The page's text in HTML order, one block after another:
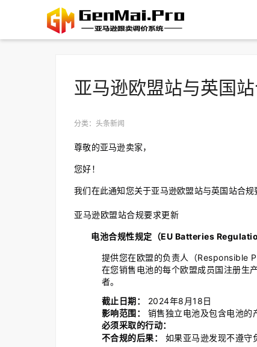
亚马逊欧盟站与英国
分类：头条新闻
尊敬的亚马逊卖家，
您好！
我们在此通知您关于亚马逊欧盟站与英国站合
亚马逊欧盟站合规要求更新
电池合规性规定（EU Batteries
提供您在欧盟的负责人（Responsible
在您销售电池的每个欧盟成员国注册生
者。
截止日期：
2024年8月18日
影响范围：
销售独立电池及包含电池的
必须采取的行动：
不合规的后果：
如果亚马逊发现不遵守